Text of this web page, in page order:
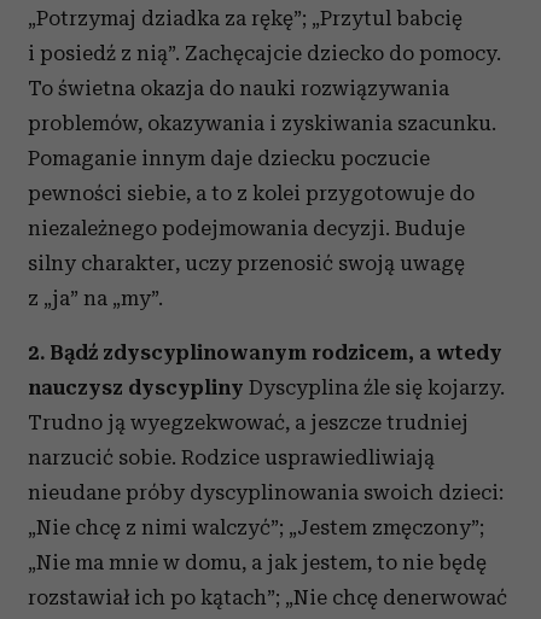
„Potrzymaj dziadka za rękę”; „Przytul babcię
i posiedź z nią”. Zachęcajcie dziecko do pomocy.
To świetna okazja do nauki rozwiązywania
problemów, okazywania i zyskiwania szacunku.
Pomaganie innym daje dziecku poczucie
pewności siebie, a to z kolei przygotowuje do
niezależnego podejmowania decyzji. Buduje
silny charakter, uczy przenosić swoją uwagę
z „ja” na „my”.
2. Bądź zdyscyplinowanym rodzicem, a wtedy
nauczysz dyscypliny Dyscyplina źle się kojarzy.
Trudno ją wyegzekwować, a jeszcze trudniej
narzucić sobie. Rodzice usprawiedliwiają
nieudane próby dyscyplinowania swoich dzieci:
„Nie chcę z nimi walczyć”; „Jestem zmęczony”;
„Nie ma mnie w domu, a jak jestem, to nie będę
rozstawiał ich po kątach”; „Nie chcę denerwować